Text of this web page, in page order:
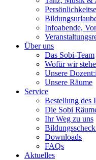
Infoabende,
Über uns
Das Sobi-Team
Wofür wir
Unsere
Unsere Räume
Service
Bestellung des
Die Sobi
Ihr Weg zu uns
Downloads
FAQs
Aktuelles